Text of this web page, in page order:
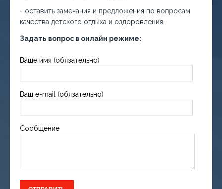
- оставить замечания и предложения по вопросам
качества детского отдыха и оздоровления.
Задать вопрос в онлайн режиме:
Ваше имя (обязательно)
Ваш e-mail (обязательно)
Сообщение